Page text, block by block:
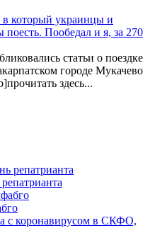
в который украинцы и
поесть. Пообедал и я, за 270
статьи о поездке
городе Мукачево
здесь...